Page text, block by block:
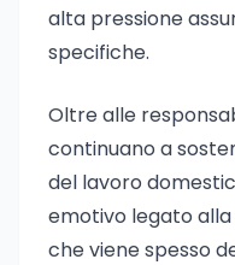
alta pressione
specifiche.
Oltre alle
continuano a
del lavoro
emotivo legato
che viene spesso